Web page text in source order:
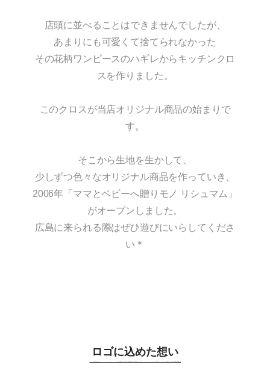
店頭に並べることはできませんでしたが、
あまりにも可愛くて捨てられなかった
その花柄ワンピースのハギレからキッチンクロ
スを作りました。
このクロスが当店オリジナル商品の始まりで
す。
そこから生地を生かして、
少しずつ色々なオリジナル商品を作っていき、
2006年「ママとベビーへ贈りモノ リシュマム」
がオープンしました。
広島に来られる際はぜひ遊びにいらしてくださ
い＊
ロゴに込めた想い